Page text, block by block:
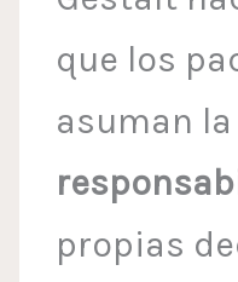
que los
asuman la
propias